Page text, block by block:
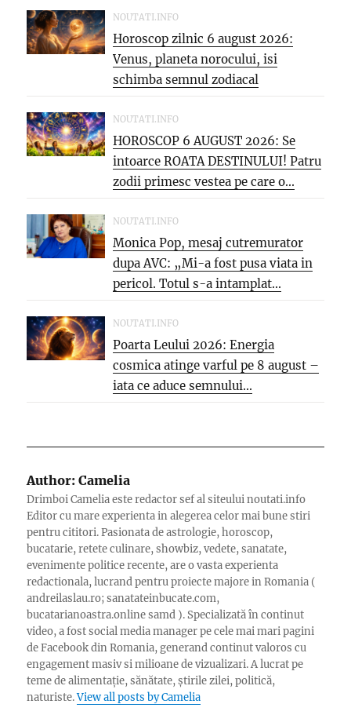
NOUTATI.INFO
Horoscop zilnic 6 august 2026:
Venus, planeta norocului, isi
schimba semnul zodiacal
NOUTATI.INFO
HOROSCOP 6 AUGUST 2026: Se
intoarce ROATA DESTINULUI! Patru
zodii primesc vestea pe care o...
NOUTATI.INFO
Monica Pop, mesaj cutremurator
dupa AVC: „Mi-a fost pusa viata in
pericol. Totul s-a intamplat...
NOUTATI.INFO
Poarta Leului 2026: Energia
cosmica atinge varful pe 8 august –
iata ce aduce semnului...
Author: Camelia
Drimboi Camelia este redactor sef al siteului noutati.info
Editor cu mare experienta in alegerea celor mai bune stiri
pentru cititori. Pasionata de astrologie, horoscop,
bucatarie, retete culinare, showbiz, vedete, sanatate,
evenimente politice recente, are o vasta experienta
redactionala, lucrand pentru proiecte majore in Romania (
andreilaslau.ro; sanatateinbucate.com,
bucatarianoastra.online samd ). Specializată în continut
video, a fost social media manager pe cele mai mari pagini
de Facebook din Romania, generand continut valoros cu
engagement masiv si milioane de vizualizari. A lucrat pe
teme de alimentație, sănătate, știrile zilei, politică,
naturiste.View all posts by Camelia